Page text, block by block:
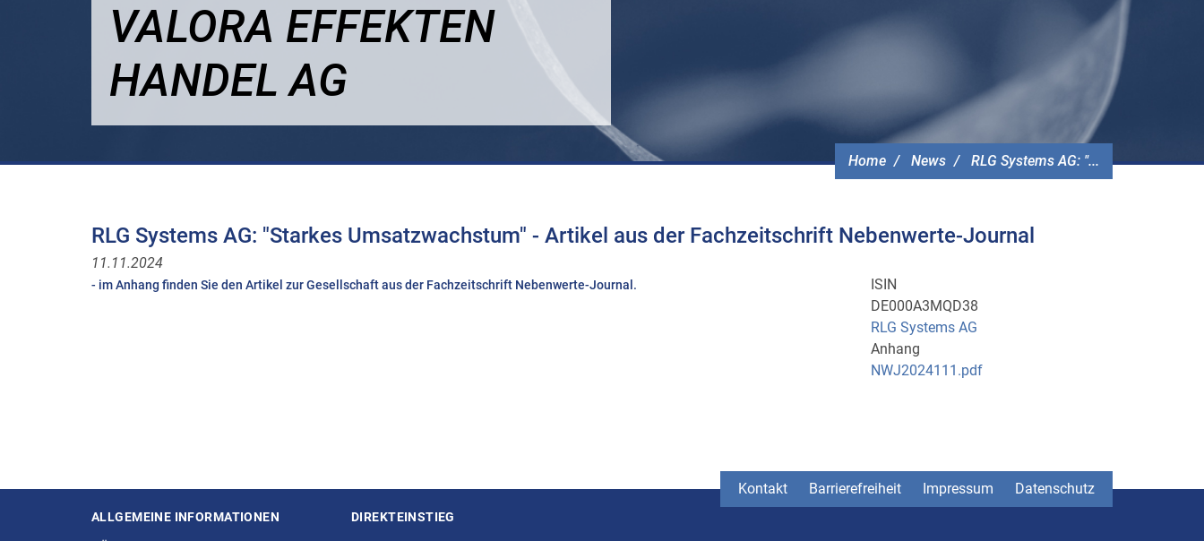
Home News RLG Systems AG: "...
VALORA EFFEKTEN
HANDEL AG
RLG Systems AG: "Starkes Umsatzwachstum" - Artikel aus der Fachzeitschrift Nebenwerte-Journal
11.11.2024
- im Anhang finden Sie den Artikel zur Gesellschaft aus der Fachzeitschrift Nebenwerte-Journal.
ISIN
DE000A3MQD38
RLG Systems AG
Anhang
NWJ2024111.pdf
Kontakt Barrierefreiheit Impressum Datenschutz
Seitenstruktur
ALLGEMEINE INFORMATIONEN DIREKTEINSTIEG